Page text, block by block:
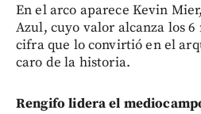
En el arco aparece Kevin
Azul, cuyo valor alcanza los
cifra que lo convirtió en el
caro de la historia.
Rengifo lidera el